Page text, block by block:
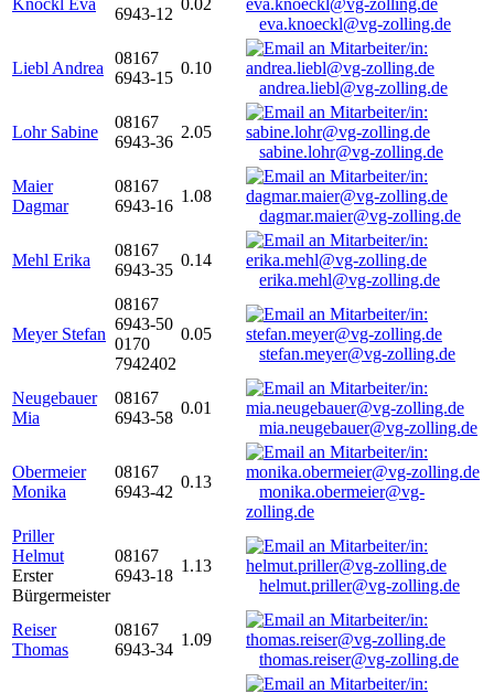
Knöckl Eva
6943-12
0.02
eva.knoeckl@vg-zolling.de
Liebl Andrea
08167
6943-15
0.10
andrea.liebl@vg-zolling.de
Lohr Sabine
08167
6943-36
2.05
sabine.lohr@vg-zolling.de
Maier
Dagmar
08167
6943-16
1.08
dagmar.maier@vg-zolling.de
Mehl Erika
08167
6943-35
0.14
erika.mehl@vg-zolling.de
Meyer Stefan
08167
6943-50
0170
7942402
0.05
stefan.meyer@vg-zolling.de
Neugebauer
Mia
08167
6943-58
0.01
mia.neugebauer@vg-zolling.de
Obermeier
Monika
08167
6943-42
0.13
monika.obermeier@vg-
zolling.de
Priller
Helmut
Erster
Bürgermeister
08167
6943-18
1.13
helmut.priller@vg-zolling.de
Reiser
Thomas
08167
6943-34
1.09
thomas.reiser@vg-zolling.de